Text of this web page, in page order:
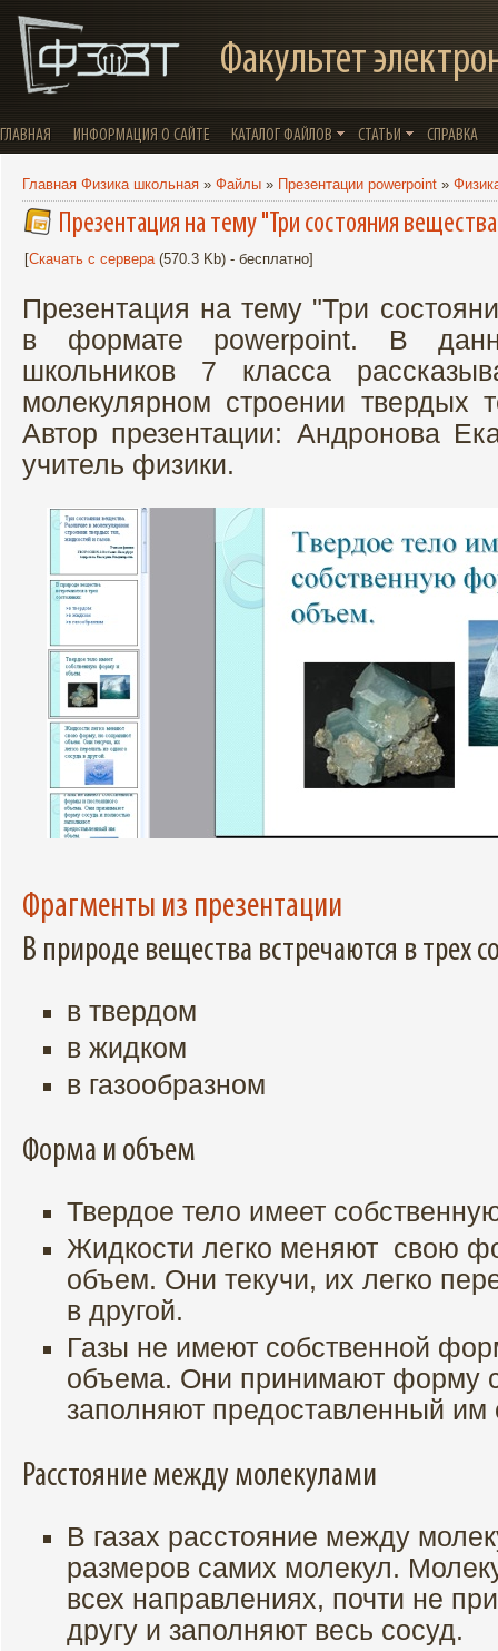
Факультет
ГЛАВНАЯ ИНФОРМАЦИЯ О САЙТЕ КАТАЛОГ ФАЙЛОВ СТАТЬИ СПРАВКА
Главная Физика школьная » Файлы » Презентации powerpoint »
Презентация на тему "Три состояния
[Скачать с сервера(570.3 Kb) - бесплатно]
Презентация на тему "Три
в формате powerpoint. В
школьников 7 класса
молекулярном строении твердых
Автор презентации: Андронова
учитель физики.
Фрагменты из презентации
В природе вещества встречаются в трех
в твердом
в жидком
в газообразном
Форма и объем
Твердое тело имеет
Жидкости легко меняют свою
объем. Они текучи, их легко
в другой.
Газы не имеют собственной
объема. Они принимают форму
заполняют предоставленный им
Расстояние между молекулами
В газах расстояние между
размеров самих молекул.
всех направлениях, почти не
другу и заполняют весь сосуд.